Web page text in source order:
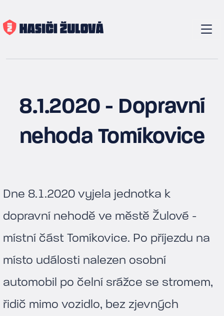
8.1.2020 - Dopravní
nehoda Tomíkovice
Dne 8.1.2020 vyjela jednotka k
dopravní nehodě ve městě Žulové -
místní část Tomíkovice. Po příjezdu na
místo události nalezen osobní
automobil po čelní srážce se stromem,
řidič mimo vozidlo, bez zjevných